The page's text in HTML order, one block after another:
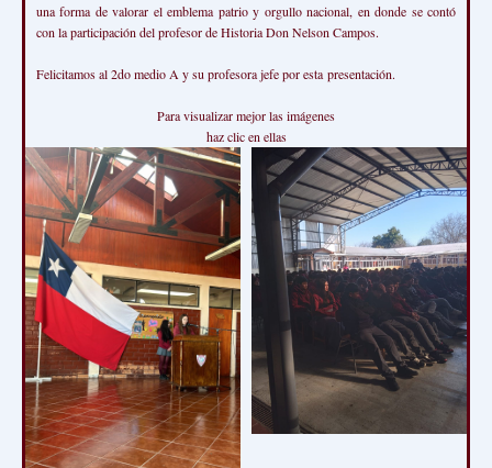
una forma de valorar el emblema patrio y orgullo nacional, en donde se contó
con la participación del profesor de Historia Don Nelson Campos.
Felicitamos al 2do medio A y su profesora jefe por esta presentación.
Para visualizar mejor las imágenes
haz clic en ellas